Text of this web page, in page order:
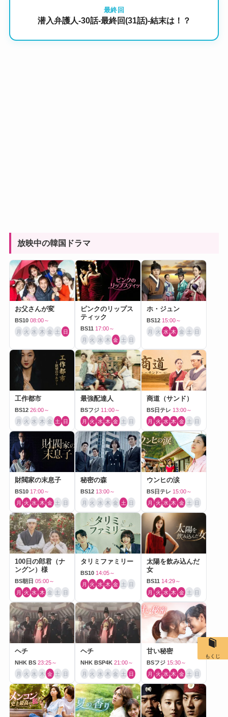
最終回
潜入弁護人-30話-最終回(31話)-結末は！？
放映中の韓国ドラマ
お父さんが変
BS10 08:00～
月 火 水 木 金 土 日
ピンクのリップス
ティック
BS11 17:00～
月 火 水 木 金 土 日
ホ・ジュン
BS12 15:00～
月 火 水 木 金 土 日
工作都市
BS12 26:00～
月 火 水 木 金 土 日
最強配達人
BSフジ 11:00～
月 火 水 木 金 土 日
商道（サンド）
BS日テレ 13:00～
月 火 水 木 金 土 日
財閥家の末息子
BS10 17:00～
月 火 水 木 金 土 日
秘密の森
BS12 13:00～
月 火 水 木 金 土 日
ウンヒの涙
BS日テレ 15:00～
月 火 水 木 金 土 日
100日の郎君（ナ
ングン）様
BS朝日 05:00～
月 火 水 木 金 土 日
タリミファミリー
BS10 14:05～
月 火 水 木 金 土 日
太陽を飲み込んだ
女
BS11 14:29～
月 火 水 木 金 土 日
ヘチ
NHK BS 23:25～
月 火 水 木 金 土 日
ヘチ
NHK BSP4K 21:00～
月 火 水 木 金 土 日
甘い秘密
BSフジ 15:30～
月 火 水 木 金 土 日
もくじ